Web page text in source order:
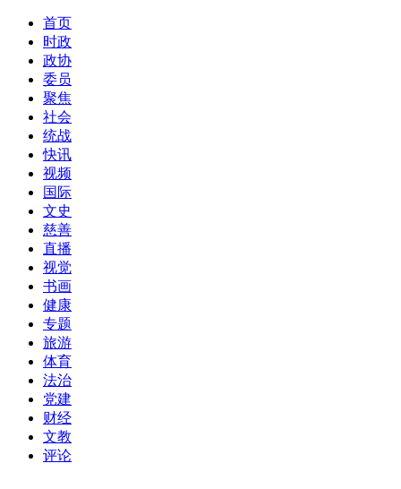
首页
时政
政协
委员
聚焦
社会
统战
快讯
视频
国际
文史
慈善
直播
视觉
书画
健康
专题
旅游
体育
法治
党建
财经
文教
评论